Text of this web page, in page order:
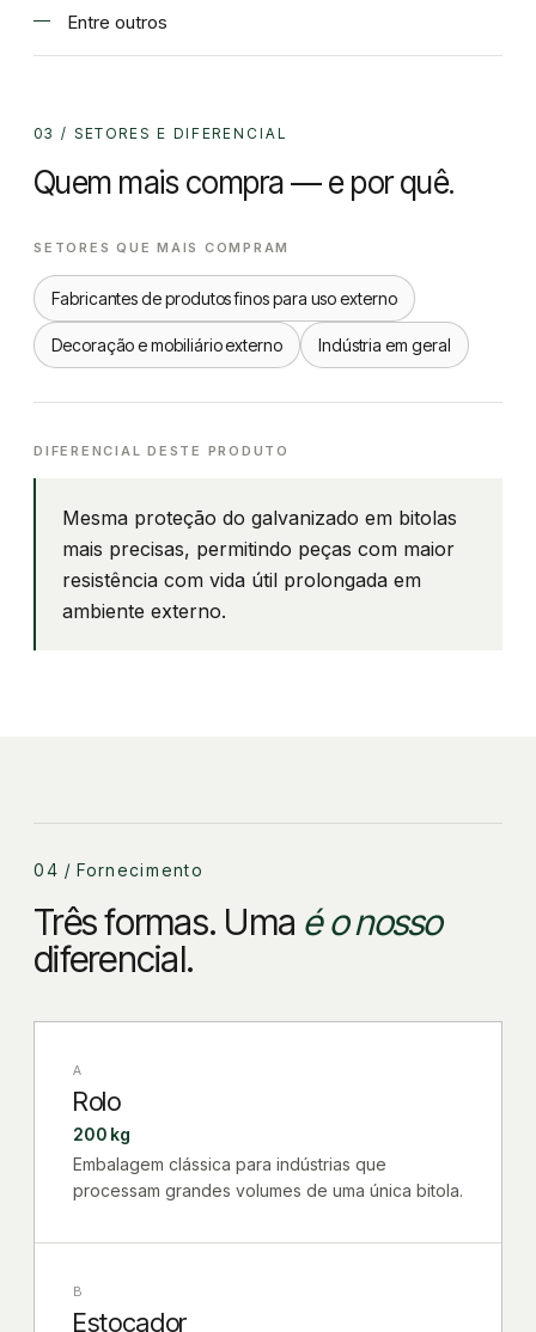
Entre outros
03 / SETORES E DIFERENCIAL
Quem mais compra — e por quê.
SETORES QUE MAIS COMPRAM
Fabricantes de produtos finos para uso externo
Decoração e mobiliário externo Indústria em geral
DIFERENCIAL DESTE PRODUTO
Mesma proteção do galvanizado em bitolas
mais precisas, permitindo peças com maior
resistência com vida útil prolongada em
ambiente externo.
04 / Fornecimento
Três formas. Uma é o nosso
diferencial.
A
Rolo
200 kg
Embalagem clássica para indústrias que
processam grandes volumes de uma única bitola.
B
Estocador